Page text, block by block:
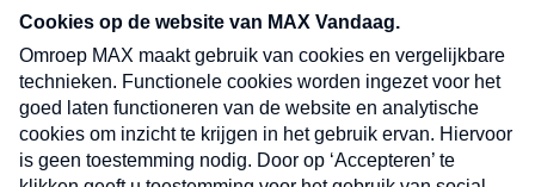
nieuwsbrief. Elke vrijdag- en dinsdagochtend in
uw mailbox.
Verzend